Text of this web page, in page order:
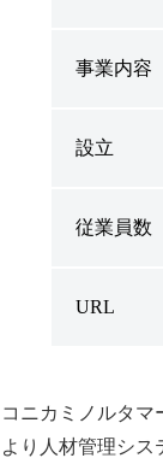
事業内容
設立
従業員数
URL
コニカミノルタマ
より人材管理シス